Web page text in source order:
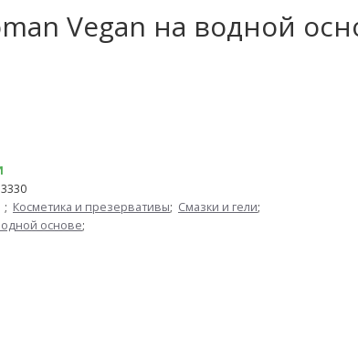
Vegan на водной
; Косметика и презервативы; Смазки и гели;
основе;